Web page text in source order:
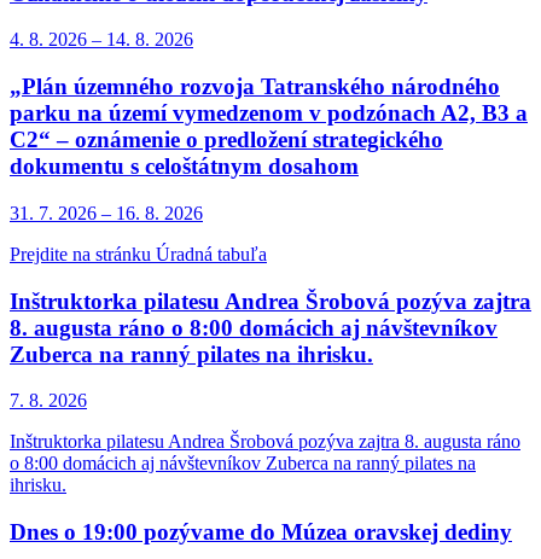
4. 8. 2026 – 14. 8. 2026
„Plán územného rozvoja Tatranského národného
parku na území vymedzenom v podzónach A2, B3 a
C2“ – oznámenie o predložení strategického
dokumentu s celoštátnym dosahom
31. 7. 2026 – 16. 8. 2026
Prejdite na stránku Úradná tabuľa
Inštruktorka pilatesu Andrea Šrobová pozýva zajtra
8. augusta ráno o 8:00 domácich aj návštevníkov
Zuberca na ranný pilates na ihrisku.
7. 8. 2026
Inštruktorka pilatesu Andrea Šrobová pozýva zajtra 8. augusta ráno
o 8:00 domácich aj návštevníkov Zuberca na ranný pilates na
ihrisku.
Dnes o 19:00 pozývame do Múzea oravskej dediny